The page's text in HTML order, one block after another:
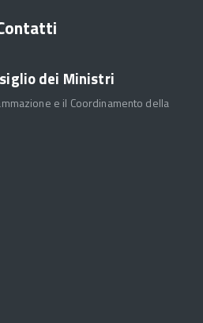
dei Ministri
e il Coordinamento della